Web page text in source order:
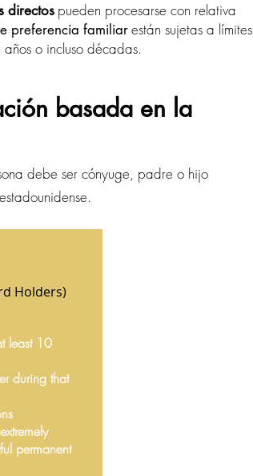
directos pueden procesarse con relativa
preferencia familiarestán sujetas a límites
o incluso décadas.
basada en la
debe ser cónyuge, padre o hijo
Holders)
least 10
during that
permanent